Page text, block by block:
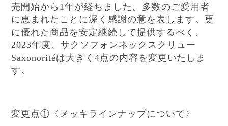
売開始から 1年が経ちました。多数のご愛用者
に恵まれたことに深く感謝の意を表します。更
に優れた商品を安定継続して提供するべく、
2023年度、サクソフォンネックスクリュー
Saxonoritéは大きく 4点の内容を変更いたしま
す。
変更点①〈メッキラインナップについて〉